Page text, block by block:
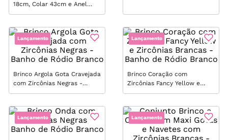
18cm, Colar 43cm e Anel
Maxi Filetes com Pérolas e
de Ródio Branco
Lançamento
Brinco Argola Gota Cravejada
com Zircônias Negras -
Banho de Ródio Branco
Lançamento
Brinco Coração com
Zircônias Fancy Yellow e
Zircônias Brancas - Banho
Lançamento Lançamento